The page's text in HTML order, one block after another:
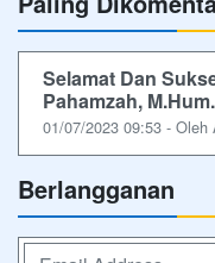
Selamat Dan
Pahamzah, M.Hum.
01/07/2023 09:53 -
Berlangganan